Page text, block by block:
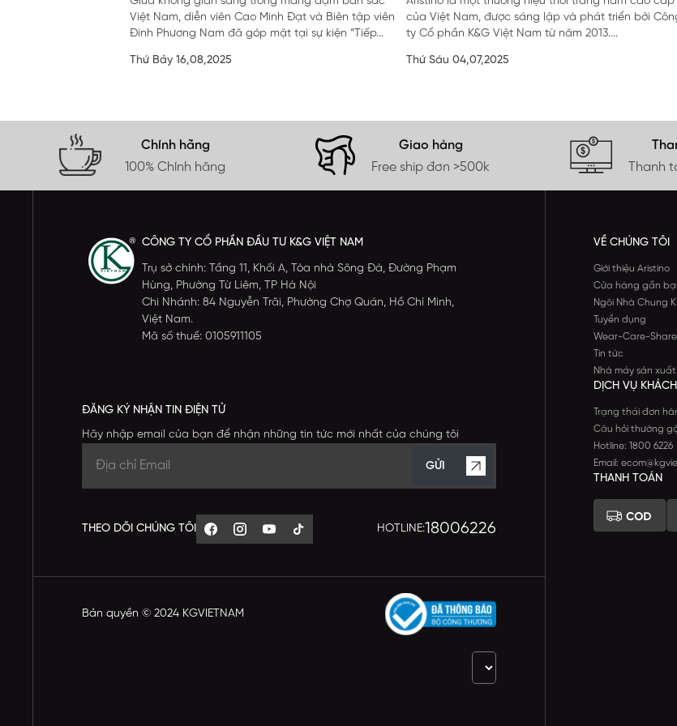
BIỆT CỦA ARISTINO.
Việt Nam, diễn viên Cao Minh Đạt và Biên tập viên
Đinh Phương Nam đã góp mặt tại sự kiện “Tiếp...
Thứ Bảy 16,08,2025
của Việt Nam, được sáng lập và phát triển bởi
ty Cổ phần K&G Việt Nam từ năm 2013....
Thứ Sáu 04,07,2025
Chính hãng
100% Chính hãng
Giao hàng
Free ship đơn >500k
Thanh
CÔNG TY CỔ PHẦN ĐẦU TƯ K&G VIỆT NAM
Trụ sở chính: Tầng 11, Khối A, Tòa nhà Sông Đà, Đường Phạm
Hùng, Phường Từ Liêm, TP Hà Nội
Chi Nhánh: 84 Nguyễn Trãi, Phường Chợ Quán, Hồ Chí Minh,
Việt Nam.
Mã số thuế: 0105911105
ĐĂNG KÝ NHẬN TIN ĐIỆN TỬ
Hãy nhập email của bạn để nhận những tin tức mới nhất của chúng tôi
GỬI
THEO DÕI CHÚNG TÔI HOTLINE:18006226
VỀ CHÚNG TÔI
Giới thiệu Aristino
Cửa hàng gần
Ngôi Nhà Chung
Tuyển dụng
Wear-Care-Share
Tin tức
Nhà máy sản xuất
DỊCH VỤ
Trạng thái đơn
Câu hỏi thường
Hotline: 1800 6226
Email:
THANH TOÁN
Bản quyền © 2024 KGVIETNAM